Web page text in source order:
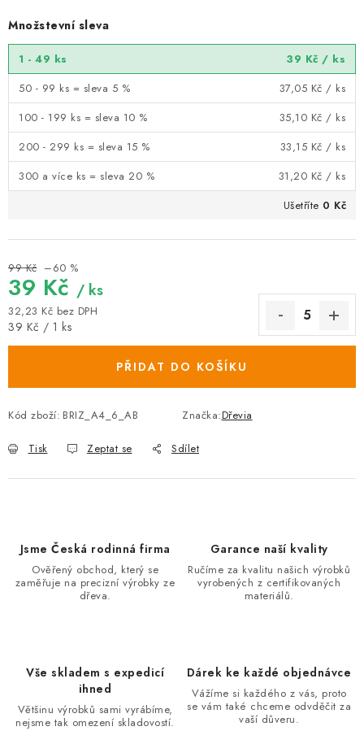
Množstevní sleva
1 - 49 ks 39 Kč / ks
50 - 99 ks = sleva 5 %
37,05 Kč / ks
100 - 199 ks = sleva 10 %
35,10 Kč / ks
200 - 299 ks = sleva 15 %
33,15 Kč / ks
300 a více ks = sleva 20 %
31,20 Kč / ks
Ušetříte 0 Kč
99 Kč –60 %
39 Kč / ks
32,23 Kč bez DPH
Měrná cena:
39 Kč / 1 ks
PŘIDAT DO KOŠÍKU
Kód zboží: BRIZ_A4_6_AB Značka:Dřevia
Tisk Zeptat se Sdílet
Jsme Česká rodinná firma
Ověřený obchod, který se
zaměřuje na precizní výrobky ze
dřeva.
Garance naší kvality
Ručíme za kvalitu našich výrobků
vyrobených z certifikovaných
materiálů.
Vše skladem s expedicí
ihned
Většinu výrobků sami vyrábíme,
nejsme tak omezení skladovostí.
Dárek ke každé objednávce
Vážíme si každého z vás, proto
se vám také chceme odvděčit za
vaší důveru.